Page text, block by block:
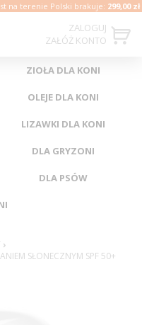
ZALOGUJ
ZAŁÓŻ KONTO
na terenie Polski brakuje: 299,00 zł
ZIOŁA DLA KONI
OLEJE DLA KONI
LIZAWKI DLA KONI
DLA GRYZONI
DLA PSÓW
›
SŁONECZNYM SPF 50+